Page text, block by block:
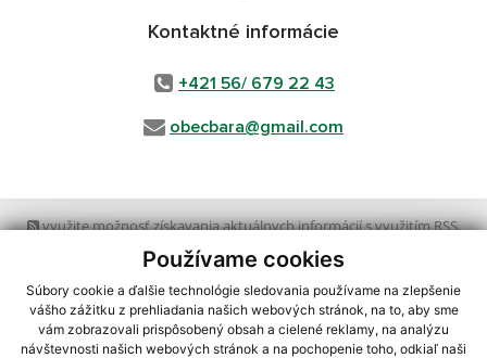
Používame cookies
Súbory cookie a ďalšie technológie sledovania používame na zlepšenie
vášho zážitku z prehliadania našich webových stránok, na to, aby sme
vám zobrazovali prispôsobený obsah a cielené reklamy, na analýzu
návštevnosti našich webových stránok a na pochopenie toho, odkiaľ naši
Kontaktné informácie
+421 56/ 679 22 43
obecbara@gmail.com
využite možnosť získavania aktuálnych informácií s využitím RSS,
CMS systém (redakčný) systém ECHELON 2, Mapa stránok
webex.digital, s.r.o.,domény,registrácia domény
spoločnosť webex.digital, s.r.o.,technický prevádzkovateľ
Posledná aktualizácia:23.07.2026